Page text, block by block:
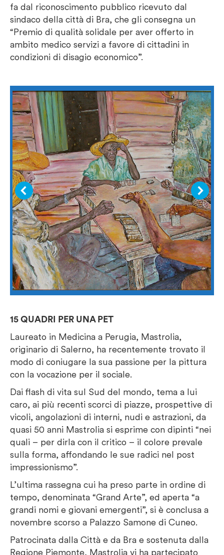
fa dal riconoscimento pubblico ricevuto dal
sindaco della città di Bra, che gli consegna un
“Premio di qualità solidale per aver offerto in
ambito medico servizi a favore di cittadini in
condizioni di disagio economico”.
15 QUADRI PER UNA PET
Laureato in Medicina a Perugia, Mastrolia,
originario di Salerno, ha recentemente trovato il
modo di coniugare la sua passione per la pittura
con la vocazione per il sociale.
Dai flash di vita sul Sud del mondo, tema a lui
caro, ai più recenti scorci di piazze, prospettive di
vicoli, angolazioni di interni, nudi e astrazioni, da
quasi 50 anni Mastrolia si esprime con dipinti “nei
quali – per dirla con il critico – il colore prevale
sulla forma, affondando le sue radici nel post
impressionismo”.
L’ultima rassegna cui ha preso parte in ordine di
tempo, denominata “Grand Arte”, ed aperta “a
grandi nomi e giovani emergenti”, si è conclusa a
novembre scorso a Palazzo Samone di Cuneo.
Patrocinata dalla Città e da Bra e sostenuta dalla
Regione Piemonte, Mastrolia vi ha partecipato